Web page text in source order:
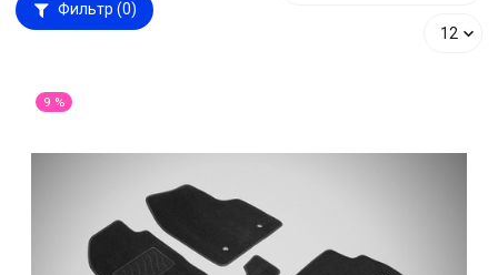
Фильтр (0)
9 %